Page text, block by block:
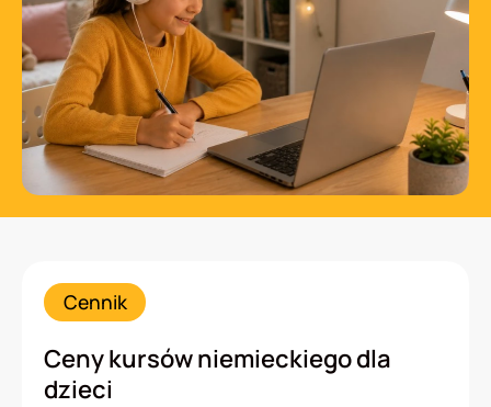
Cennik
Ceny kursów niemieckiego dla
dzieci